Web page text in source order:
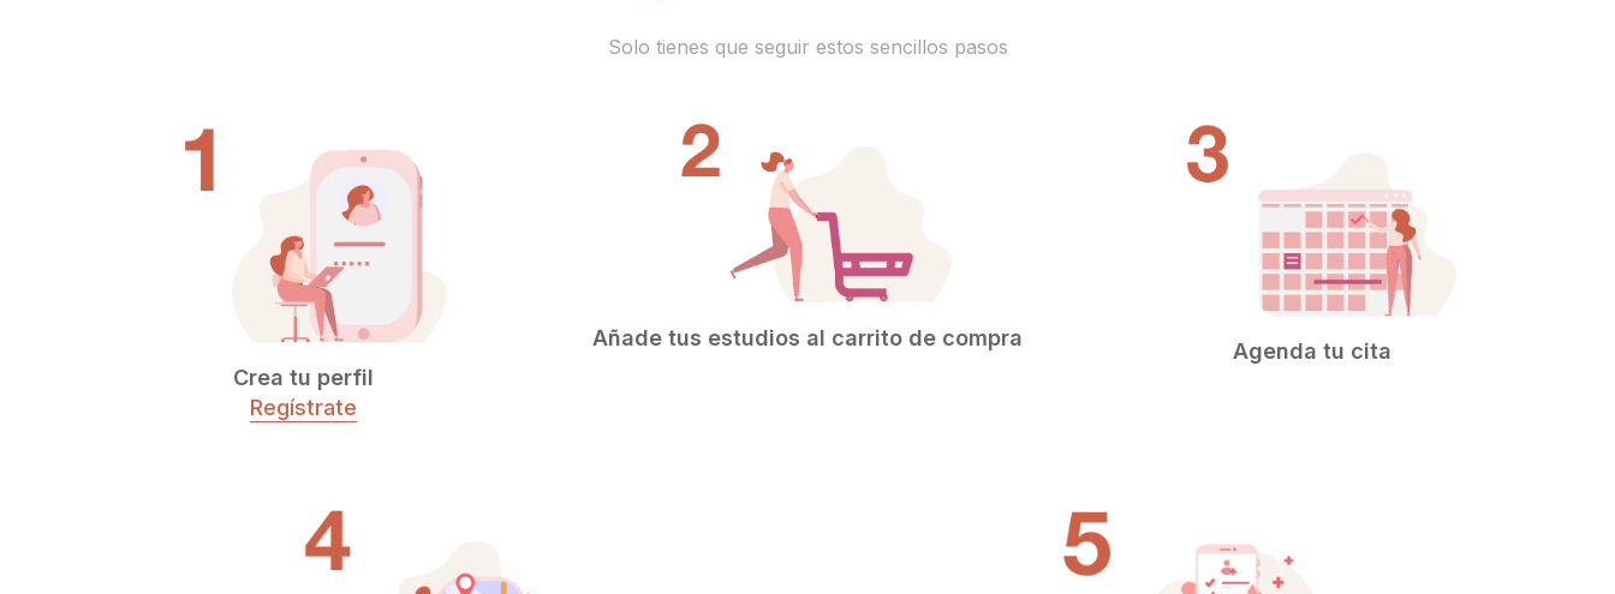
Solo tienes que seguir estos sencillos pasos
Crea tu perfil
Regístrate
Añade tus estudios al carrito de compra
Agenda tu cita